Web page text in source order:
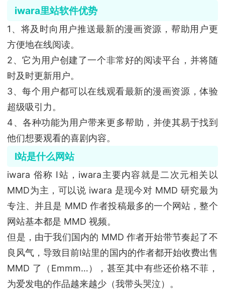
iwara里站软件优势
1、将及时向用户推送最新的漫画资源，帮助用户更
方便地在线阅读。
2、它为用户创建了一个非常好的阅读平台，并将随
时及时更新用户。
3、每个用户都可以在线观看最新的漫画资源，体验
超级吸引力。
4、各种功能为用户带来更多帮助，并使其易于找到
他们想要观看的喜剧内容。
I站是什么网站
iwara 俗称 I站，iwara主要内容就是二次元相关以
MMD为主，可以说 iwara 是现今对 MMD 研究最为
专注、并且是 MMD 作者投稿最多的一个网站，整个
网站基本都是 MMD 视频。
但是，由于我们国内的 MMD 作者开始带节奏起了不
良风气，导致目前I站里的国内的作者都开始收费出售
MMD 了（Emmm…），甚至其中有些还价格不菲，
为爱发电的作品越来越少（我带头哭泣）。